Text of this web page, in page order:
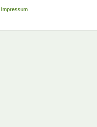
Impressum